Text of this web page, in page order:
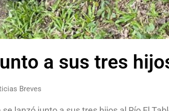
a sus tres
Breves